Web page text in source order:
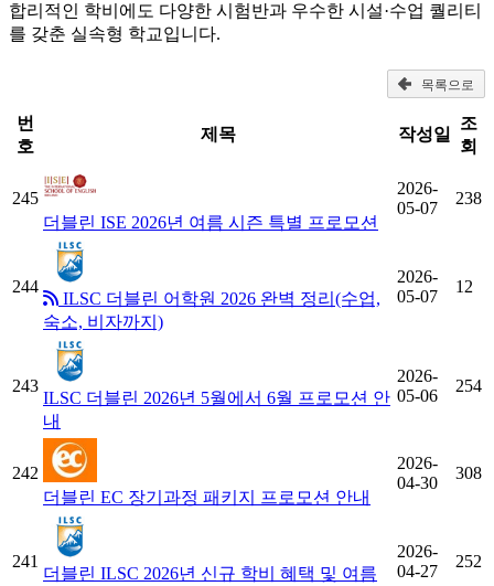
합리적인 학비에도 다양한 시험반과 우수한 시설·수업 퀄리티
를 갖춘 실속형 학교입니다.
목록으로
번
호
제목 작성일
조
회
245
더블린 ISE 2026년 여름 시즌 특별 프로모션
2026-
05-07
238
244
ILSC 더블린 어학원 2026 완벽 정리(수업,
숙소, 비자까지)
2026-
05-07
12
243
ILSC 더블린 2026년 5월에서 6월 프로모션 안
내
2026-
05-06
254
242
더블린 EC 장기과정 패키지 프로모션 안내
2026-
04-30
308
241
더블린 ILSC 2026년 신규 학비 혜택 및 여름
2026-
04-27
252